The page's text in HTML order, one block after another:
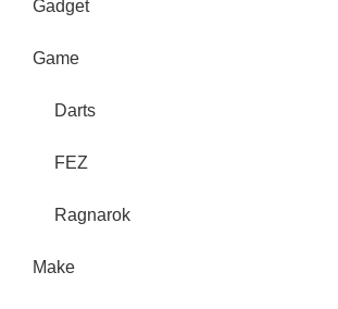
Gadget
Game
Darts
FEZ
Ragnarok
Make